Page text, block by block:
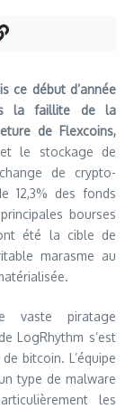
ce début d’année
la faillite de la
de Flexcoins,
et le stockage de
de crypto-
12,3% des fonds
bourses
été la cible de
marasme au
vaste piratage
LogRhythm s’est
bitcoin. L’équipe
type de malware
les